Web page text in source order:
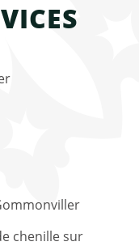
chenille sur